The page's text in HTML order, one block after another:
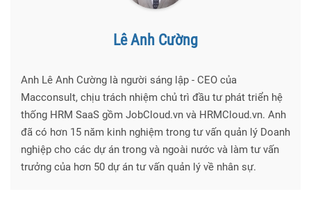
Lê Anh Cường
Anh Lê Anh Cường là người sáng lập - CEO của
Macconsult, chịu trách nhiệm chủ trì đầu tư phát triển hệ
thống HRM SaaS gồm JobCloud.vn và HRMCloud.vn. Anh
đã có hơn 15 năm kinh nghiệm trong tư vấn quản lý Doanh
nghiệp cho các dự án trong và ngoài nước và làm tư vấn
trưởng của hơn 50 dự án tư vấn quản lý về nhân sự.